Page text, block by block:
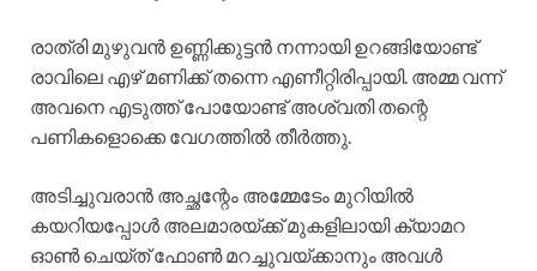
രാത്രി മുഴുവൻ ഉണ്ണിക്കുട്ടൻ നന്നായി ഉറങ്ങിയോണ്ട്
രാവിലെ എഴ് മണിക്ക് തന്നെ എണീറ്റിരിപ്പായി. അമ്മ വന്ന്
അവനെ എടുത്ത് പോയോണ്ട് അശ്വതി തന്റെ
പണികളൊക്കെ വേഗത്തിൽ തീർത്തു.
അടിച്ചുവരാൻ അച്ഛന്റേം അമ്മേടേം മുറിയിൽ
കയറിയപ്പോൾ അലമാരയ്ക്ക് മുകളിലായി ക്യാമറ
ഓൺ ചെയ്ത് ഫോൺ മറച്ചുവയ്ക്കാനും അവൾ